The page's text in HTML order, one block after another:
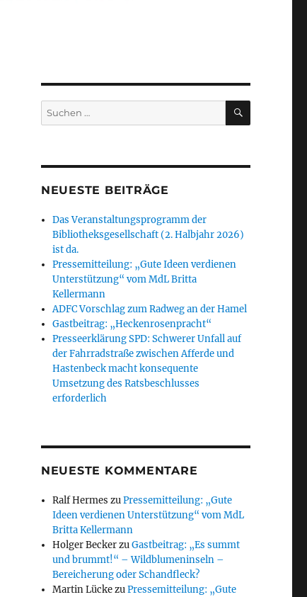
Suchen
nach:
SUCHEN
NEUESTE BEITRÄGE
Das Veranstaltungsprogramm der
Bibliotheksgesellschaft (2. Halbjahr 2026)
ist da.
Pressemitteilung: „Gute Ideen verdienen
Unterstützung“ vom MdL Britta
Kellermann
ADFC Vorschlag zum Radweg an der Hamel
Gastbeitrag: „Heckenrosenpracht“
Presseerklärung SPD: Schwerer Unfall auf
der Fahrradstraße zwischen Afferde und
Hastenbeck macht konsequente
Umsetzung des Ratsbeschlusses
erforderlich
NEUESTE KOMMENTARE
Ralf Hermes zuPressemitteilung: „Gute
Ideen verdienen Unterstützung“ vom MdL
Britta Kellermann
Holger BeckerzuGastbeitrag: „Es summt
und brummt!“ – Wildblumeninseln –
Bereicherung oder Schandfleck?
Martin LückezuPressemitteilung: „Gute